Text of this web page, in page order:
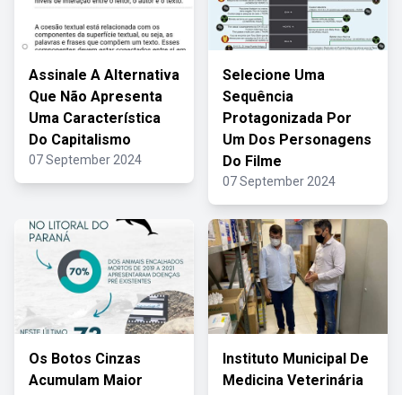
Assinale A Alternativa
Que Não Apresenta
Uma Característica
Do Capitalismo
07 September 2024
Selecione Uma
Sequência
Protagonizada Por
Um Dos Personagens
Do Filme
07 September 2024
Os Botos Cinzas
Acumulam Maior
Instituto Municipal De
Medicina Veterinária